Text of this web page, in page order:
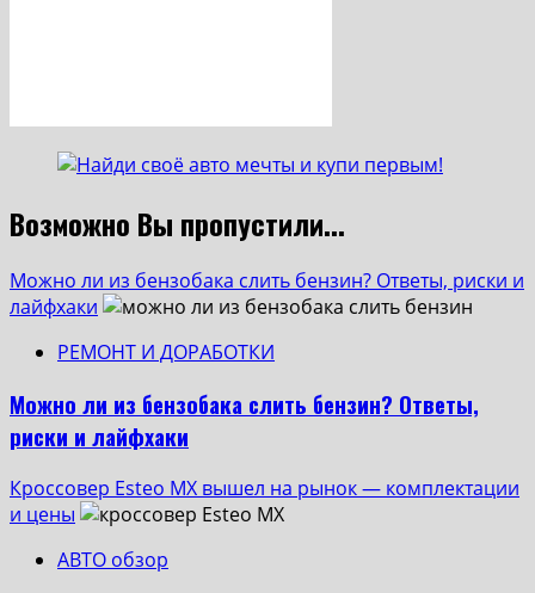
Возможно Вы пропустили...
Можно ли из бензобака слить бензин? Ответы, риски и
лайфхаки
РЕМОНТ И ДОРАБОТКИ
Можно ли из бензобака слить бензин? Ответы,
риски и лайфхаки
Кроссовер Esteo MX вышел на рынок — комплектации
и цены
АВТО обзор